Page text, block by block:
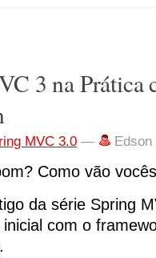
3 na Prática
MVC 3.0 —
Como vão
da série Spring
com o
.